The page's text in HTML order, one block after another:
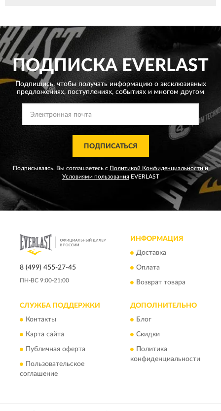
ПОДПИСКАEVERLAST
Подпишись, чтобы получать информацию о эксклюзивных
предложениях, поступлениях, событиях и многом другом
ПОДПИСАТЬСЯ
Подписываясь, Вы соглашаетесь с Политикой Конфиденциальности и
Условиями пользованияEVERLAST
8 (499) 455-27-45
ПН-ВС 9:00-21:00
ИНФОРМАЦИЯ
Доставка
Оплата
Возврат товара
СЛУЖБА ПОДДЕРЖКИ
Контакты
Карта сайта
Публичная оферта
Пользовательское
соглашение
ДОПОЛНИТЕЛЬНО
Блог
Скидки
Политика
конфиденциальности